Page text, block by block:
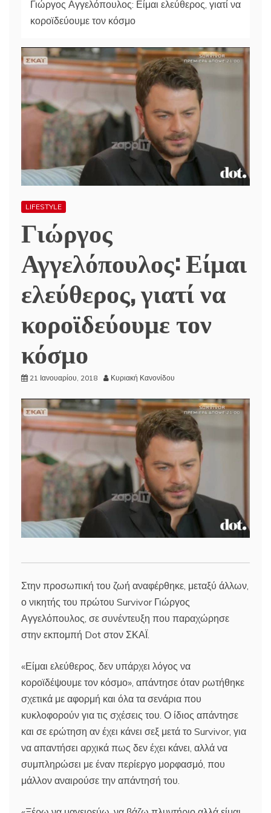
Γιώργος Αγγελόπουλος: Είμαι ελεύθερος, γιατί να
κοροϊδεύουμε τον κόσμο
LIFESTYLE
Γιώργος
Αγγελόπουλος: Είμαι
ελεύθερος, γιατί να
κοροϊδεύουμε τον
κόσμο
21 Ιανουαρίου, 2018 Κυριακή Κανονίδου
Στην προσωπική του ζωή αναφέρθηκε, μεταξύ άλλων,
ο νικητής του πρώτου Survivor Γιώργος
Αγγελόπουλος, σε συνέντευξη που παραχώρησε
στην εκπομπή Dot στον ΣΚΑΪ.
«Είμαι ελεύθερος, δεν υπάρχει λόγος να
κοροϊδέψουμε τον κόσμο», απάντησε όταν ρωτήθηκε
σχετικά με αφορμή και όλα τα σενάρια που
κυκλοφορούν για τις σχέσεις του. Ο ίδιος απάντησε
και σε ερώτηση αν έχει κάνει σεξ μετά το Survivor, για
να απαντήσει αρχικά πως δεν έχει κάνει, αλλά να
συμπληρώσει με έναν περίεργο μορφασμό, που
μάλλον αναιρούσε την απάντησή του.